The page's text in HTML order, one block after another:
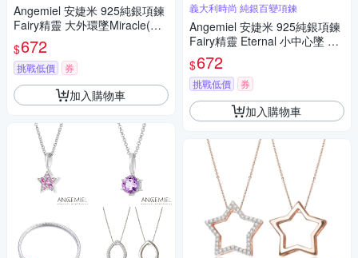
Angemiel 安婕米 925純銀項鍊
Fairy精靈 大外環墜Miracle(粉
紅鑽.銀)
$672
挑戰低價 券
加入購物車
義大利時尚 純銀百變項鍊
Angemiel 安婕米 925純銀項鍊
Fairy精靈 Eternal 小中心墜 白
鑽滿鑽
$672
挑戰低價 券
加入購物車